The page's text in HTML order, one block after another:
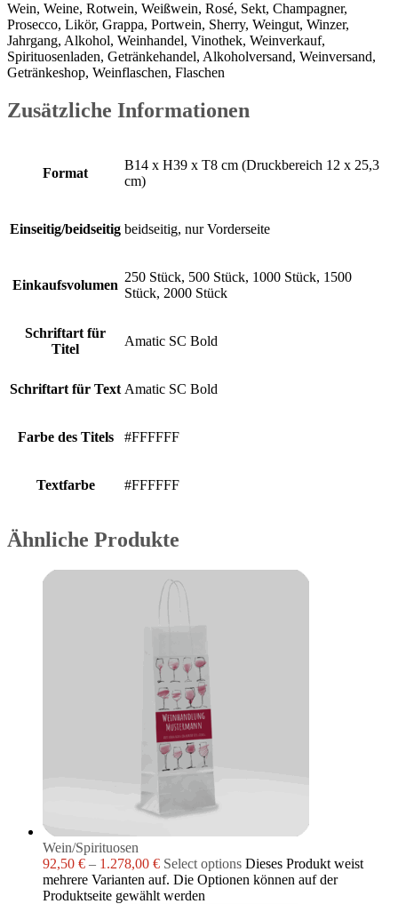
Wein, Weine, Rotwein, Weißwein, Rosé, Sekt, Champagner,
Prosecco, Likör, Grappa, Portwein, Sherry, Weingut, Winzer,
Jahrgang, Alkohol, Weinhandel, Vinothek, Weinverkauf,
Spirituosenladen, Getränkehandel, Alkoholversand, Weinversand,
Getränkeshop, Weinflaschen, Flaschen
Zusätzliche Informationen
Format
B14 x H39 x T8 cm (Druckbereich 12 x 25,3
cm)
Einseitig/beidseitig beidseitig, nur Vorderseite
Einkaufsvolumen
250 Stück, 500 Stück, 1000 Stück, 1500
Stück, 2000 Stück
Schriftart für
Titel
Amatic SC Bold
Schriftart für Text Amatic SC Bold
Farbe des Titels #FFFFFF
Textfarbe #FFFFFF
Ähnliche Produkte
Wein/Spirituosen
92,50 € – 1.278,00 € Select options Dieses Produkt weist
mehrere Varianten auf. Die Optionen können auf der
Produktseite gewählt werden